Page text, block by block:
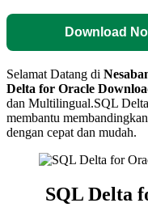
Download
Selamat Datang di
Delta for Oracle
dan Multilingual.SQL
membantu
dengan cepat dan mudah.
SQL Delta